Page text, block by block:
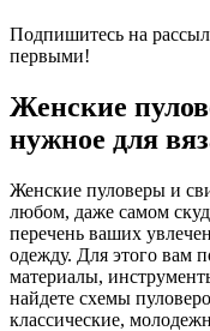
Подпишитесь на
первыми!
Женские
нужное для
Женские пуловеры и
любом, даже самом
перечень ваших
одежду. Для этого вам
материалы,
найдете схемы
классические,